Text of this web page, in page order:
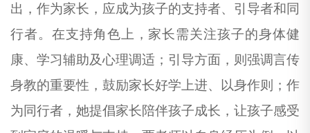
出，作为家长，应成为孩子的支持者、引导者和同
行者。在支持角色上，家长需关注孩子的身体健
康、学习辅助及心理调适；引导方面，则强调言传
身教的重要性，鼓励家长好学上进、以身作则；作
为同行者，她提倡家长陪伴孩子成长，让孩子感受